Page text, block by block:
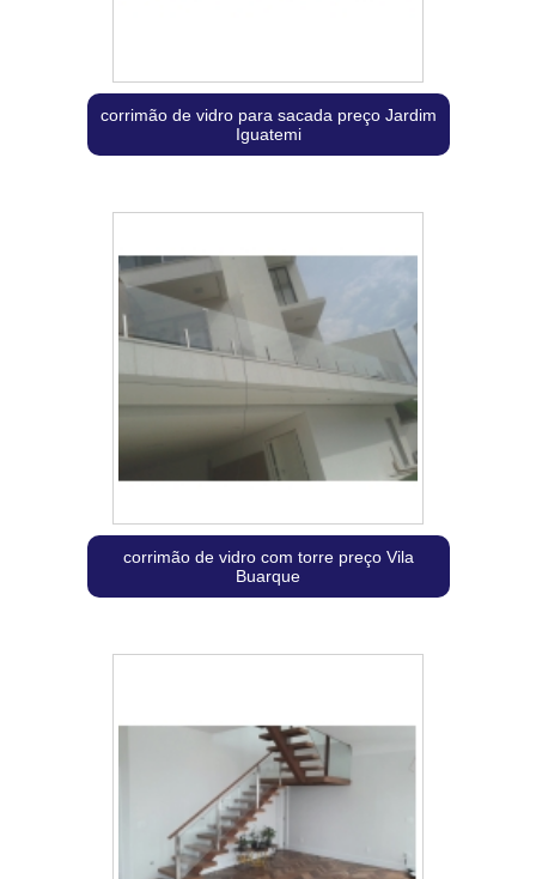
corrimão de vidro para sacada preço Jardim
Iguatemi
corrimão de vidro com torre preço Vila
Buarque